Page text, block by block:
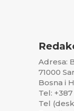
Adresa:
71000
Bosna i
Tel:
Tel